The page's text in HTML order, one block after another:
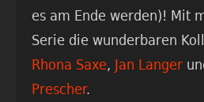
es am Ende werden)! Mit
Serie die wunderbaren
Rhona Saxe, Jan Langer
Prescher.